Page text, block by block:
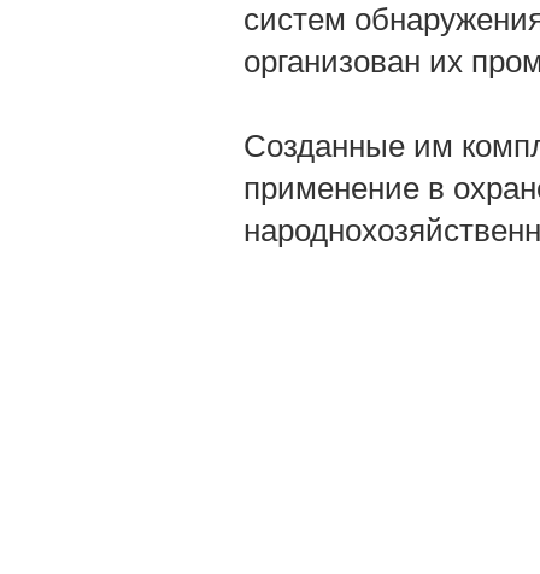
систем
организован их
Созданные им
применение в